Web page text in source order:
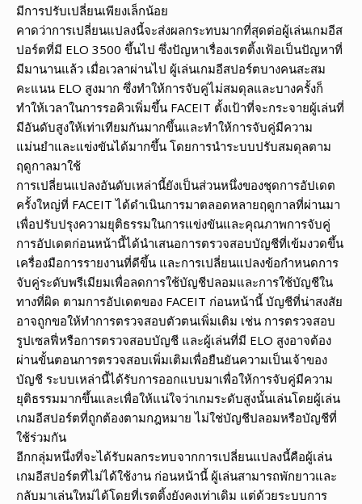
มีการปรับเปลี่ยนเพียงเล็กน้อย
คาดว่าการเปลี่ยนแปลงนี้จะส่งผลกระทบมากที่สุดต่อผู้เล่นเกมอีส
ปอร์ตที่มี ELO 3500 ขึ้นไป ซึ่งปัญหาเรื่องเรตติ้งเฟ้อเป็นปัญหาที่
มีมานานแล้ว เมื่อเวลาผ่านไป ผู้เล่นเกมอีสปอร์ตบางคนสะสม
คะแนน ELO สูงมาก ซึ่งทำให้การจับคู่ไม่สมดุลและบางครั้งก็
ทำให้เวลาในการรอคิวเพิ่มขึ้น FACEIT ตั้งเป้าที่จะกระจายผู้เล่นที่
มีอันดับสูงให้เท่าเทียมกันมากขึ้นและทำให้การจับคู่มีความ
แม่นยำและแข่งขันได้มากขึ้น โดยการนำระบบปรับสมดุลตาม
ฤดูกาลมาใช้
การเปลี่ยนแปลงอันดับเหล่านี้ยังเป็นส่วนหนึ่งของชุดการอัปเดต
ครั้งใหญ่ที่ FACEIT ได้ดำเนินการมาตลอดหลายฤดูกาลที่ผ่านมา
เพื่อปรับปรุงความยุติธรรมในการแข่งขันและคุณภาพการจับคู่
การอัปเดตก่อนหน้านี้ได้นำเสนอการตรวจสอบบัญชีที่เข้มงวดขึ้น
เครื่องมือการรายงานที่ดีขึ้น และการเปลี่ยนแปลงข้อกำหนดการ
จับคู่ระดับพรีเมียมเพื่อลดการใช้บัญชีปลอมและการใช้บัญชีใน
ทางที่ผิด ตามการอัปเดตของ FACEIT ก่อนหน้านี้ บัญชีที่น่าสงสัย
อาจถูกขอให้ทำการตรวจสอบตัวตนเพิ่มเติม เช่น การตรวจสอบ
รูปเซลฟี่หรือการตรวจสอบบัญชี และผู้เล่นที่มี ELO สูงอาจต้อง
ผ่านขั้นตอนการตรวจสอบเพิ่มเติมเพื่อยืนยันความเป็นเจ้าของ
บัญชี ระบบเหล่านี้ได้รับการออกแบบมาเพื่อให้การจับคู่มีความ
ยุติธรรมมากขึ้นและเพื่อให้แน่ใจว่าเกมระดับสูงนั้นเล่นโดยผู้เล่น
เกมอีสปอร์ตที่ถูกต้องตามกฎหมาย ไม่ใช่บัญชีปลอมหรือบัญชีที่
ใช้ร่วมกัน
อีกกลุ่มหนึ่งที่จะได้รับผลกระทบจากการเปลี่ยนแปลงนี้คือผู้เล่น
เกมอีสปอร์ตที่ไม่ได้ใช้งาน ก่อนหน้านี้ ผู้เล่นสามารถพักยาวและ
กลับมาเล่นใหม่ได้โดยที่เรตติ้งยังคงเท่าเดิม แต่ด้วยระบบการ